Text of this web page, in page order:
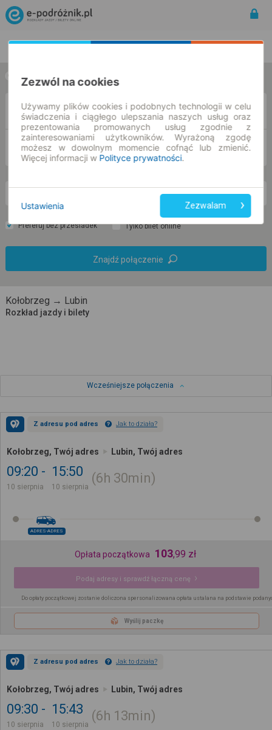
w jedną stronę w obie strony
Z
-- : --
Preferuj bez przesiadek Tylko bilet online
Znajdź połączenie
Kołobrzeg → Lubin
Rozkład jazdy i bilety
Wcześniejsze połączenia
Z adresu pod adres Jak to działa?
Kołobrzeg, Twój adres Lubin, Twój adres
09:20
10 sierpnia
15:50
10 sierpnia
6h 30min
ADRES-ADRES
Opłata początkowa 103,99 zł
Podaj adresy i sprawdź łączną cenę
Do opłaty początkowej zostanie doliczona spersonalizowana opłata ustalana na podstawie
Wyślij paczkę
Z adresu pod adres Jak to działa?
Kołobrzeg, Twój adres Lubin, Twój adres
09:30
10 sierpnia
15:43
10 sierpnia
6h 13min
Zezwól na cookies
Używamy plików cookies i podobnych technologii w celu
świadczenia i ciągłego ulepszania naszych usług oraz
prezentowania promowanych usług zgodnie z
zainteresowaniami użytkowników. Wyrażoną zgodę
możesz w dowolnym momencie cofnąć lub zmienić.
Więcej informacji w Polityce prywatności.
Ustawienia Zezwalam